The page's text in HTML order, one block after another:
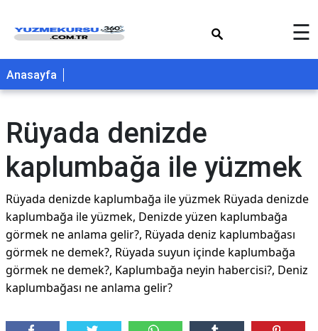
☰
Anasayfa
Rüyada denizde
kaplumbağa ile yüzmek
Rüyada denizde kaplumbağa ile yüzmek Rüyada denizde
kaplumbağa ile yüzmek, Denizde yüzen kaplumbağa
görmek ne anlama gelir?, Rüyada deniz kaplumbağası
görmek ne demek?, Rüyada suyun içinde kaplumbağa
görmek ne demek?, Kaplumbağa neyin habercisi?, Deniz
kaplumbağası ne anlama gelir?